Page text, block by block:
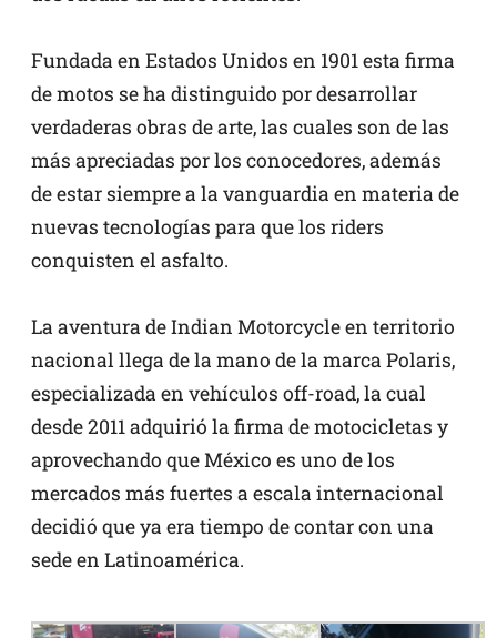
Fundada en Estados Unidos en 1901 esta firma
de motos se ha distinguido por desarrollar
verdaderas obras de arte, las cuales son de las
más apreciadas por los conocedores, además
de estar siempre a la vanguardia en materia de
nuevas tecnologías para que los riders
conquisten el asfalto.
La aventura de Indian Motorcycle en territorio
nacional llega de la mano de la marca Polaris,
especializada en vehículos off-road, la cual
desde 2011 adquirió la firma de motocicletas y
aprovechando que México es uno de los
mercados más fuertes a escala internacional
decidió que ya era tiempo de contar con una
sede en Latinoamérica.